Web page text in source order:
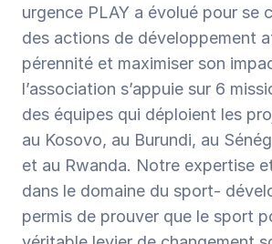
urgence PLAY a évolué pour se
des actions de développement
pérennité et maximiser son
l’association s’appuie sur 6
des équipes qui déploient les
au Kosovo, au Burundi, au
et au Rwanda. Notre expertise
dans le domaine du sport-
permis de prouver que le sport